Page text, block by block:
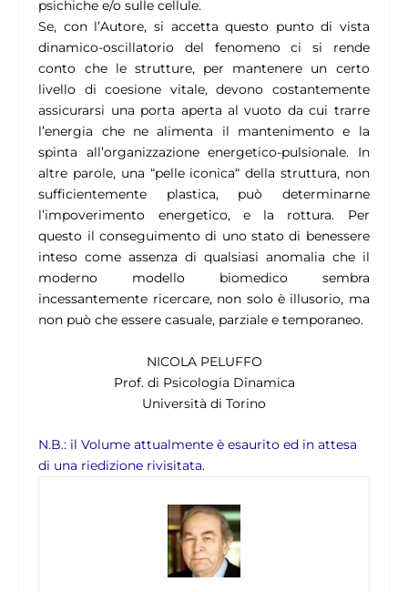
psichiche e/o sulle cellule.
Se, con l’Autore, si accetta questo punto di vista
dinamico-oscillatorio del fenomeno ci si rende
conto che le strutture, per mantenere un certo
livello di coesione vitale, devono costantemente
assicurarsi una porta aperta al vuoto da cui trarre
l’energia che ne alimenta il mantenimento e la
spinta all’organizzazione energetico-pulsionale. In
altre parole, una “pelle iconica“ della struttura, non
sufficientemente plastica, può determinarne
l’impoverimento energetico, e la rottura. Per
questo il conseguimento di uno stato di benessere
inteso come assenza di qualsiasi anomalia che il
moderno modello biomedico sembra
incessantemente ricercare, non solo è illusorio, ma
non può che essere casuale, parziale e temporaneo.
NICOLA PELUFFO
Prof. di Psicologia Dinamica
Università di Torino
N.B.: il Volume attualmente è esaurito ed in attesa
di una riedizione rivisitata.